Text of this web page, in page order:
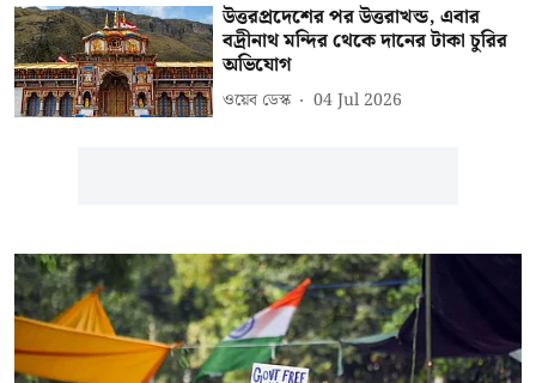
উত্তরপ্রদেশের পর উত্তরাখন্ড, এবার
বদ্রীনাথ মন্দির থেকে দানের টাকা চুরির
অভিযোগ
ওয়েব ডেস্ক 04 Jul 2026